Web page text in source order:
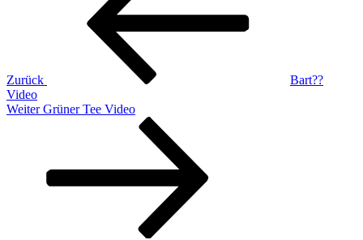
Zurück
Bart??
Video
Nächster
Weiter Grüner Tee Video